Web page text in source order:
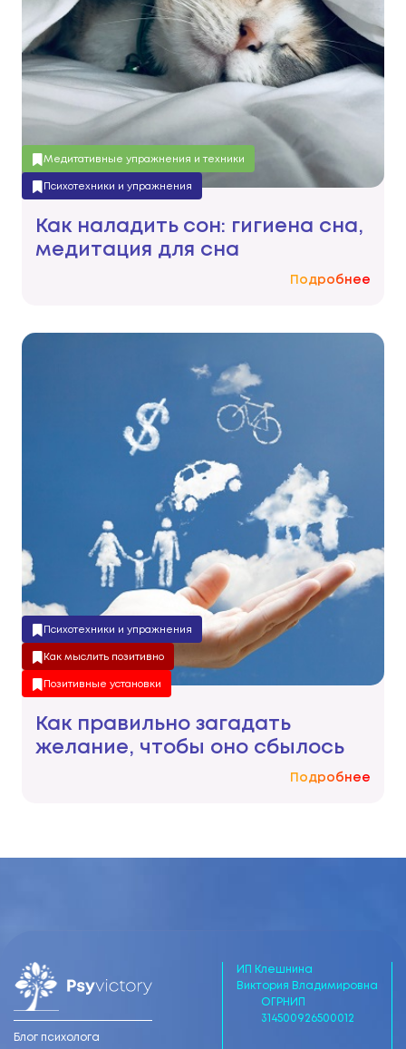
Медитативные упражнения и техники
Психотехники и упражнения
Как наладить сон: гигиена сна,
медитация для сна
Подробнее
Психотехники и упражнения
Как мыслить позитивно
Позитивные установки
Как правильно загадать
желание, чтобы оно сбылось
Подробнее
Блог психолога
ИП Клешнина
Виктория Владимировна
ОГРНИП
314500926500012